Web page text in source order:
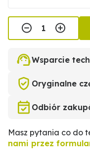
Wsparcie
Oryginalne
Odbiór
Masz pytania co do
nami przez